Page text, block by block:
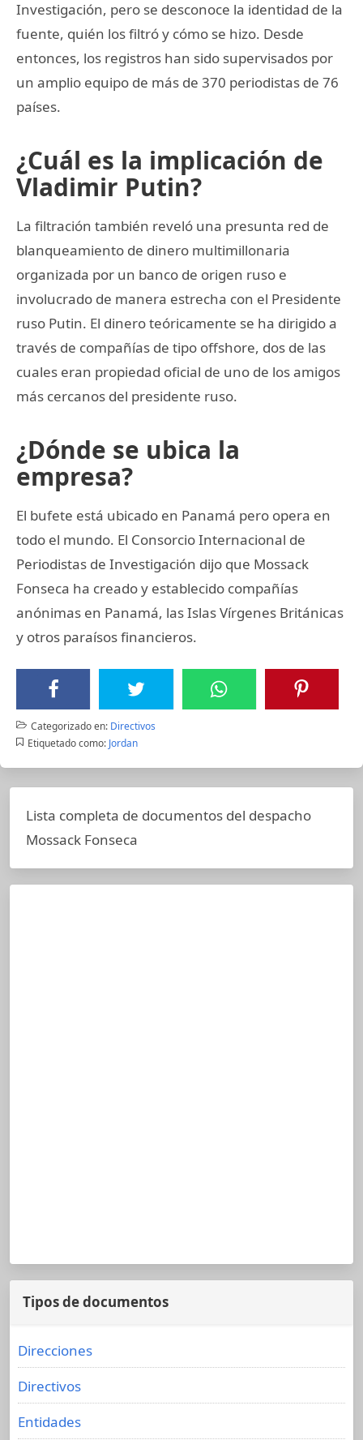
Investigación, pero se desconoce la identidad de la
fuente, quién los filtró y cómo se hizo. Desde
entonces, los registros han sido supervisados por
un amplio equipo de más de 370 periodistas de 76
países.
¿Cuál es la implicación de
Vladimir Putin?
La filtración también reveló una presunta red de
blanqueamiento de dinero multimillonaria
organizada por un banco de origen ruso e
involucrado de manera estrecha con el Presidente
ruso Putin. El dinero teóricamente se ha dirigido a
través de compañías de tipo offshore, dos de las
cuales eran propiedad oficial de uno de los amigos
más cercanos del presidente ruso.
¿Dónde se ubica la
empresa?
El bufete está ubicado en Panamá pero opera en
todo el mundo. El Consorcio Internacional de
Periodistas de Investigación dijo que Mossack
Fonseca ha creado y establecido compañías
anónimas en Panamá, las Islas Vírgenes Británicas
y otros paraísos financieros.
Categorizado en: Directivos
Etiquetado como: Jordan
Lista completa de documentos del despacho
Mossack Fonseca
Tipos de documentos
Direcciones
Directivos
Entidades